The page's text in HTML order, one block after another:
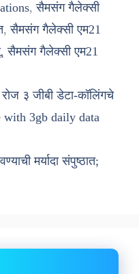
,सैमसंग गैलेक्सी
,सैमसंग गैलेक्सी एम21
,सैमसंग गैलेक्सी एम21
३ जीबी डेटा-कॉलिंगचे
with 3gb daily data
मर्यादा संपुष्ठात;